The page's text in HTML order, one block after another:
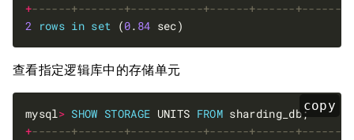
+
2 rows in set (0. 84
查看指定逻辑库中的存储单元
copy
mysql> SHOW STORAGE UNITS FROM
sharding_db;
+